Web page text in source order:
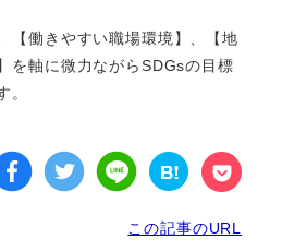
【働きやすい職場環境】、【地
を軸に微力ながらSDGsの目標
。
この記事のURL